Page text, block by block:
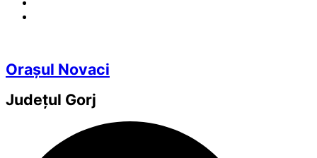
Orașul Novaci
Județul Gorj